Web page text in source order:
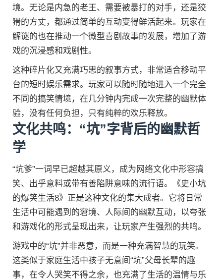
境。无论是内急的老王、需要被暴打的对手，还是狡
猾的方丈，都通过简单的互动变得鲜活起来。玩家在
解谜的也在推动一个微型喜剧故事的发展，增加了游
戏的沉浸感和戏剧性。
这种碎片化又充满巧思的叙事方式，非常适合移动平
台的短时娱乐需求。玩家可以随时随地进入一个完全
不同的搞笑情境，在几分钟内完成一次完整的幽默体
验，没有任何负担，只有纯粹的欢乐释放。
文化共鸣：“坑”字背后的幽默哲
学
“坑爹”一词早已超越其原义，成为网络文化中形容搞
笑、出乎意料或带有善陷阱意味的流行语。《史小坑
的爆笑生活8》正是这种文化的集大成者。它将日常
生活中可能遇到的窘境、人际间的幽默互动，以夸张
和游戏化的形式呈现出来，让玩家产生强烈的共鸣。
游戏中的“坑”并非恶意，而是一种充满智慧的玩笑。
这类似于家庭生活中孩子无意间“坑”父母长辈的趣
事，在令人哭笑不得之余，也充满了生活的温情与乐